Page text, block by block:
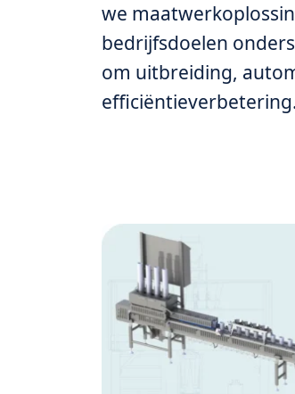
we
bedrijfsdoelen
om uitbreiding,
efficiëntieverbetering.